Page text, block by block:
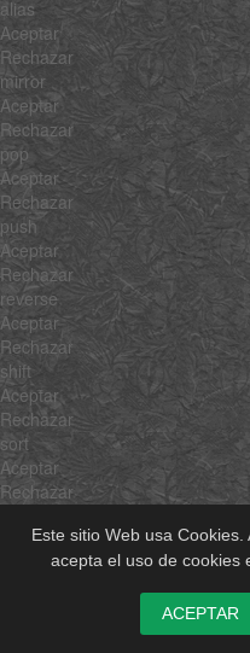
Este sitio Web usa
acepta el uso de cookies
ACEPTAR
alias
Aceptar
Rechazar
mirror
Aceptar
Rechazar
pop
Aceptar
Rechazar
push
Aceptar
Rechazar
reverse
Aceptar
Rechazar
shift
Aceptar
Rechazar
sort
Aceptar
Rechazar
Aceptar
Rechazar